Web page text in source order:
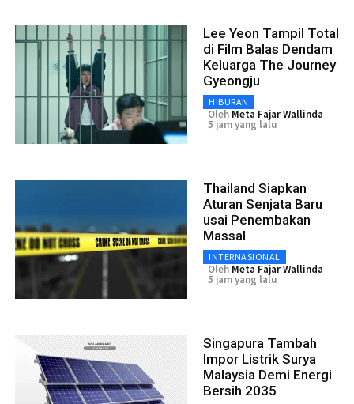
Lee Yeon Tampil Total
di Film Balas Dendam
Keluarga The Journey
Gyeongju
HIBURAN
Oleh Meta Fajar Wallinda
5 jam yang lalu
Thailand Siapkan
Aturan Senjata Baru
usai Penembakan
Massal
INTERNASIONAL
Oleh Meta Fajar Wallinda
5 jam yang lalu
Singapura Tambah
Impor Listrik Surya
Malaysia Demi Energi
Bersih 2035